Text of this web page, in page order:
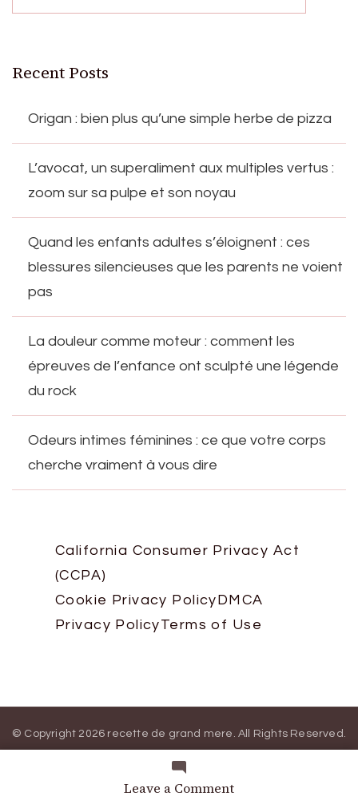
Leave a Commenton
Recent Posts
Origan : bien plus qu’une simple herbe de pizza
L’avocat, un superaliment aux multiples vertus :
zoom sur sa pulpe et son noyau
Quand les enfants adultes s’éloignent : ces
blessures silencieuses que les parents ne voient
pas
La douleur comme moteur : comment les
épreuves de l’enfance ont sculpté une légende
du rock
Odeurs intimes féminines : ce que votre corps
cherche vraiment à vous dire
California Consumer Privacy Act
(CCPA)
Cookie Privacy PolicyDMCA
Privacy PolicyTerms of Use
© Copyright 2026 recette de grand mere . All Rights Reserved.